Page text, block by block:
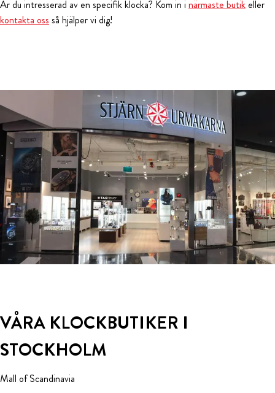
Är du intresserad av en specifik klocka? Kom in i närmaste butikeller
kontakta oss så hjälper vi dig!
VÅRA KLOCKBUTIKER I
STOCKHOLM
Mall of Scandinavia